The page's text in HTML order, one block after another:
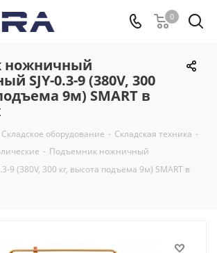
0
ножничный
SJY-0.3-9 (380V, 300
9м) SMART в
Складское оборудование - Складская техника -
- Подъемник ножничный
9 (380V, 300 кг, высота подъема 9м) SMART в